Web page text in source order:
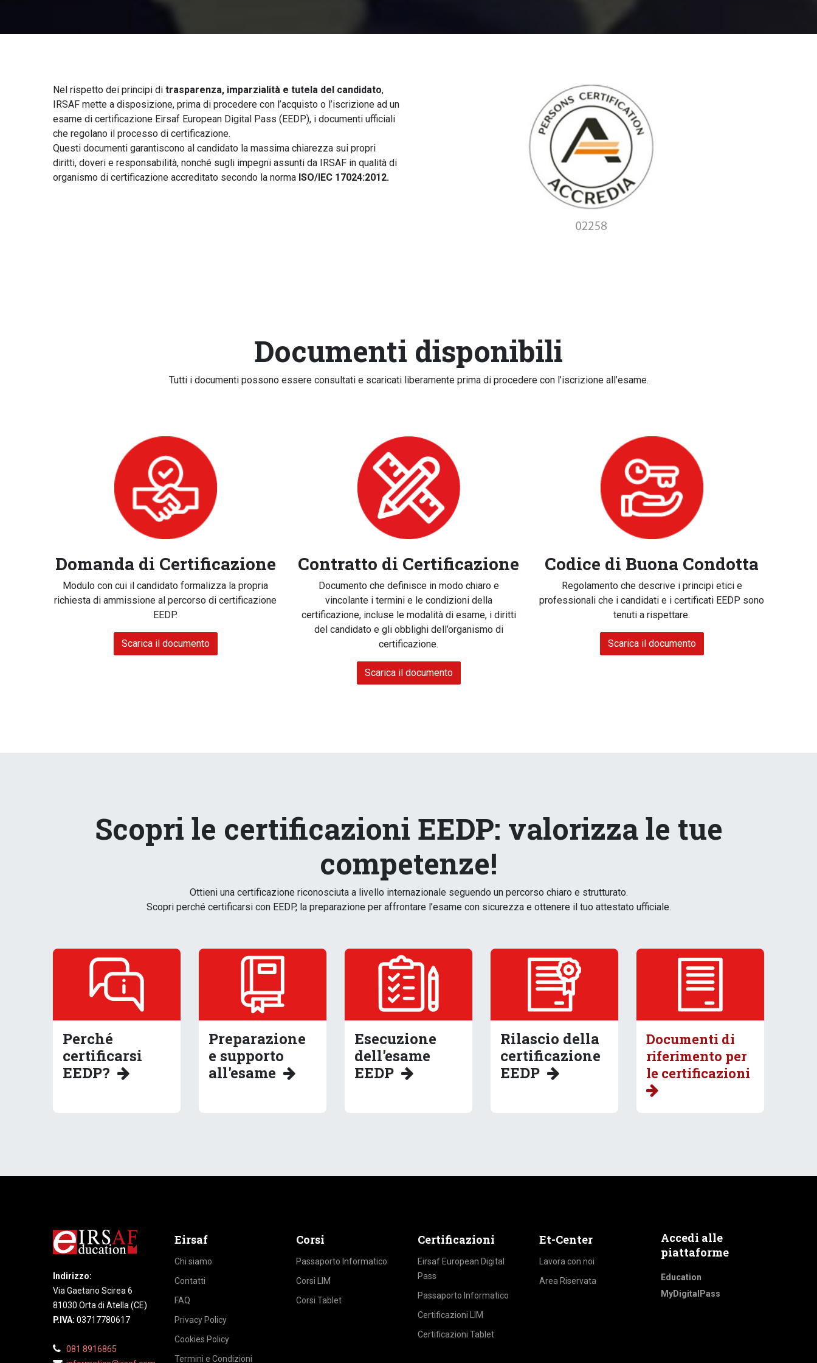
Nel rispetto dei principi di trasparenza, imparzialità e tutela del candidato,
IRSAF mette a disposizione, prima di procedere con l’acquisto o l’iscrizione ad un
esame di certificazione Eirsaf European Digital Pass (EEDP), i documenti ufficiali
che regolano il processo di certificazione.
Questi documenti garantiscono al candidato la massima chiarezza sui propri
diritti, doveri e responsabilità, nonché sugli impegni assunti da IRSAF in qualità di
organismo di certificazione accreditato secondo la norma ISO/IEC 17024:2012.
Documenti disponibili
Tutti i documenti possono essere consultati e scaricati liberamente prima di procedere con l’iscrizione all’esame.
Domanda di Certificazione
Modulo con cui il candidato formalizza la propria
richiesta di ammissione al percorso di certificazione
EEDP.
Scarica il documento
Contratto di Certificazione
Documento che definisce in modo chiaro e
vincolante i termini e le condizioni della
certificazione, incluse le modalità di esame, i diritti
del candidato e gli obblighi dell’organismo di
certificazione.
Scarica il documento
Codice di Buona Condotta
Regolamento che descrive i principi etici e
professionali che i candidati e i certificati EEDP sono
tenuti a rispettare.
Scarica il documento
Scopri le certificazioni EEDP: valorizza le tue
competenze!
Ottieni una certificazione riconosciuta a livello internazionale seguendo un percorso chiaro e strutturato.
Scopri perché certificarsi con EEDP, la preparazione per affrontare l’esame con sicurezza e ottenere il tuo attestato ufficiale.
Perché
certificarsi
EEDP?
Preparazione
e supporto
all'esame
Esecuzione
dell'esame
EEDP
Rilascio della
certificazione
EEDP
Documenti di
riferimento per
le certificazioni
Indirizzo:
Via Gaetano Scirea 6
81030 Orta di Atella (CE)
P.IVA: 03717780617
081 8916865
Eirsaf
Chi siamo
Contatti
FAQ
Privacy Policy
Cookies Policy
Termini e Condizioni
Corsi
Passaporto Informatico
Corsi LIM
Corsi Tablet
Certificazioni
Eirsaf European Digital
Pass
Passaporto Informatico
Certificazioni LIM
Certificazioni Tablet
Et-Center
Lavora con noi
Area Riservata
Accedi alle
piattaforme
Education
MyDigitalPass